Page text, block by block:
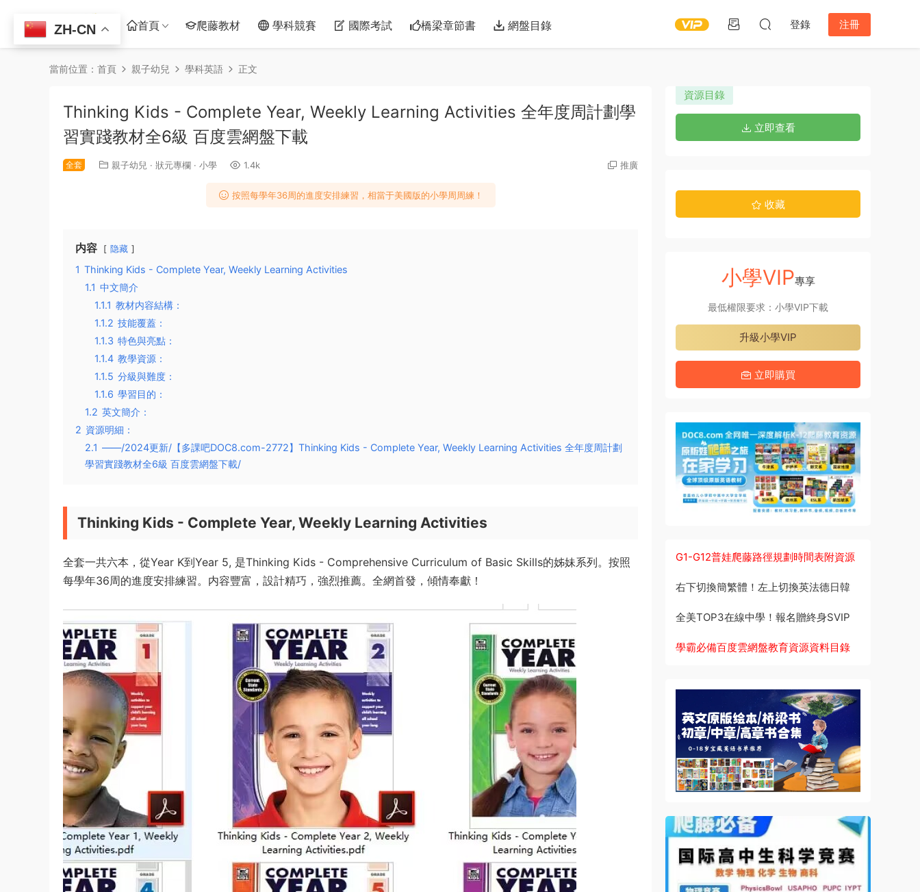
首頁 爬藤教材 學科競賽 國際考試 橋梁章節書 網盤目錄 登錄 注冊
當前位置： 首頁 親子幼兒 學科英語 正文
Thinking Kids - Complete Year, Weekly Learning Activities 全年度周計劃學
習實踐教材全6級 百度雲網盤下載
全套 親子幼兒 · 狀元專欄 · 小學 1.4k 推廣
按照每學年36周的進度安排練習，相當于美國版的小學周周練！
内容 隐藏
1 Thinking Kids - Complete Year, Weekly Learning Activities
1.1 中文簡介
1.1.1 教材内容結構：
1.1.2 技能覆蓋：
1.1.3 特色與亮點：
1.1.4 教學資源：
1.1.5 分級與難度：
1.1.6 學習目的：
1.2 英文簡介：
2 資源明細：
2.1 ——/2024更新/【多課吧DOC8.com-2772】Thinking Kids - Complete Year, Weekly Learning Activities 全年度周計劃
學習實踐教材全6級 百度雲網盤下載/
Thinking Kids - Complete Year, Weekly Learning Activities
全套一共六本，從Year K到Year 5, 是Thinking Kids - Comprehensive Curriculum of Basic Skills的姊妹系列。按照
每學年36周的進度安排練習。内容豐富，設計精巧，強烈推薦。全網首發，傾情奉獻！
資源目錄
立即查看
收藏
小學VIP專享
最低權限要求：小學VIP下載
升級小學VIP
立即購買
G1-G12普娃爬藤路徑規劃時間表附資源
右下切換簡繁體！左上切換英法德日韓
全美TOP3在線中學！報名贈終身SVIP
學霸必備百度雲網盤教育資源資料目錄
ZH-CN